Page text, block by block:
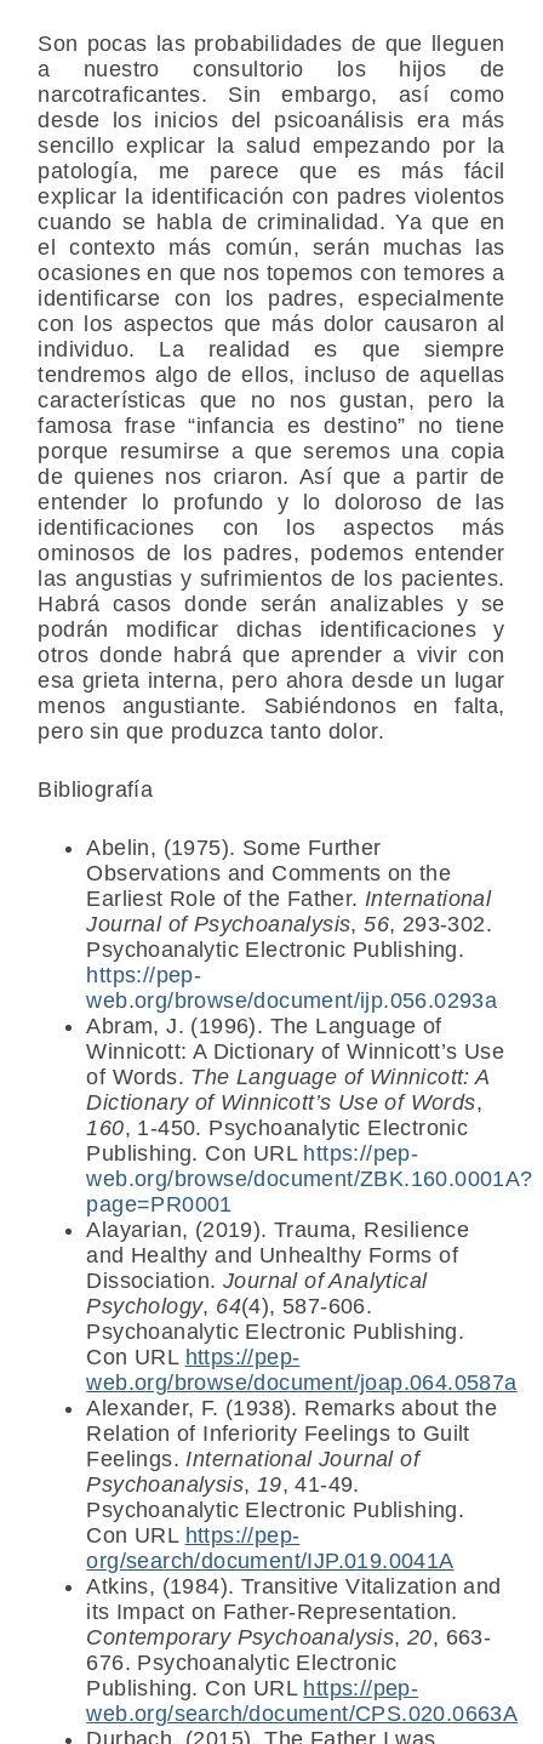
Son pocas las probabilidades de que lleguen
a nuestro consultorio los hijos de
narcotraficantes. Sin embargo, así como
desde los inicios del psicoanálisis era más
sencillo explicar la salud empezando por la
patología, me parece que es más fácil
explicar la identificación con padres violentos
cuando se habla de criminalidad. Ya que en
el contexto más común, serán muchas las
ocasiones en que nos topemos con temores a
identificarse con los padres, especialmente
con los aspectos que más dolor causaron al
individuo. La realidad es que siempre
tendremos algo de ellos, incluso de aquellas
características que no nos gustan, pero la
famosa frase “infancia es destino” no tiene
porque resumirse a que seremos una copia
de quienes nos criaron. Así que a partir de
entender lo profundo y lo doloroso de las
identificaciones con los aspectos más
ominosos de los padres, podemos entender
las angustias y sufrimientos de los pacientes.
Habrá casos donde serán analizables y se
podrán modificar dichas identificaciones y
otros donde habrá que aprender a vivir con
esa grieta interna, pero ahora desde un lugar
menos angustiante. Sabiéndonos en falta,
pero sin que produzca tanto dolor.
Bibliografía
Abelin, (1975). Some Further
Observations and Comments on the
Earliest Role of the Father. International
Journal of Psychoanalysis,56, 293-302.
Psychoanalytic Electronic Publishing.
https://pep-
web.org/browse/document/ijp.056.0293a
Abram, J. (1996). The Language of
Winnicott: A Dictionary of Winnicott’s Use
of Words. The Language of Winnicott: A
Dictionary of Winnicott’s Use of Words,
160, 1-450. Psychoanalytic Electronic
Publishing. Con URL https://pep-
web.org/browse/document/ZBK.160.0001A?
page=PR0001
Alayarian, (2019). Trauma, Resilience
and Healthy and Unhealthy Forms of
Dissociation. Journal of Analytical
Psychology, 64(4), 587-606.
Psychoanalytic Electronic Publishing.
Con URL https://pep-
web.org/browse/document/joap.064.0587a
Alexander, F. (1938). Remarks about the
Relation of Inferiority Feelings to Guilt
Feelings.International Journal of
Psychoanalysis, 19, 41-49.
Psychoanalytic Electronic Publishing.
Con URL https://pep-
org/search/document/IJP.019.0041A
Atkins, (1984). Transitive Vitalization and
its Impact on Father-Representation.
Contemporary Psychoanalysis, 20, 663-
676. Psychoanalytic Electronic
Publishing. Con URL https://pep-
web.org/search/document/CPS.020.0663A